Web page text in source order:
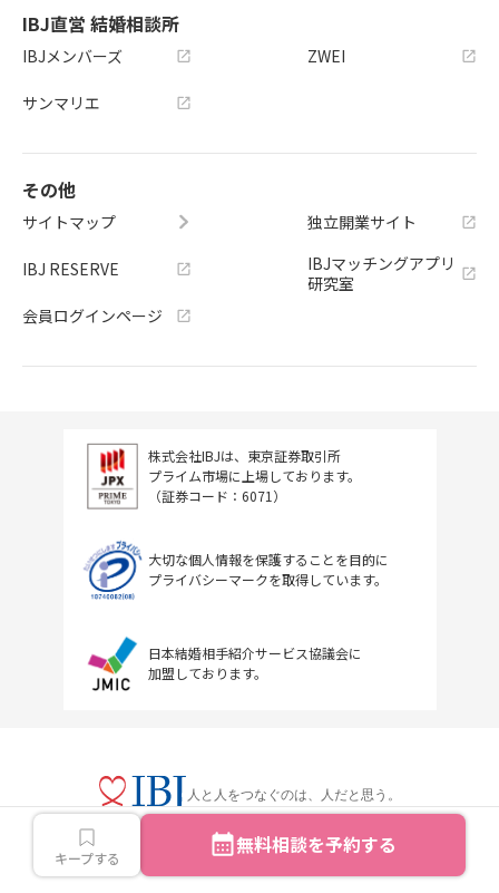
キープする 無料相談を予約する
IBJ直営 結婚相談所
IBJメンバーズ
サンマリエ
ZWEI
その他
サイトマップ
IBJ RESERVE
会員ログインページ
独立開業サイト
IBJマッチングアプリ
研究室
株式会社IBJは、東京証券取引所
プライム市場に上場しております。
（証券コード：6071）
大切な個人情報を保護することを目的に
プライバシーマークを取得しています。
日本結婚相手紹介サービス協議会に
加盟しております。
人と人をつなぐのは、人だと思う。